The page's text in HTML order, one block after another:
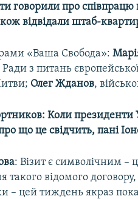
говорили про співпрацю
відвідали штаб-
«Ваша Свобода»:
з питань
Олег Жданов,
Коли президенти
що це свідчить, пані
: Візит є символічним –
такого відомого
– цей тиждень якраз